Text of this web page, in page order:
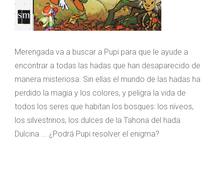
Merengada va a buscar a Pupi para que le ayude a
encontrar a todas las hadas que han desaparecido de
manera misteriosa. Sin ellas el mundo de las hadas ha
perdido la magia y los colores, y peligra la vida de
todos los seres que habitan los bosques: los níveos,
los silvestrinos, los dulces de la Tahona del hada
Dulcina ... ¿Podrá Pupi resolver el enigma?